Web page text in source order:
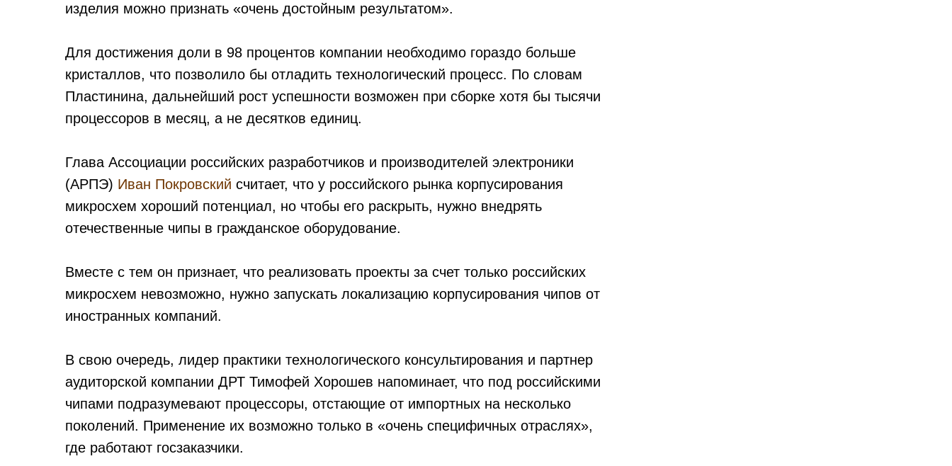
изделия можно признать «очень достойным результатом».
Для достижения доли в 98 процентов компании необходимо гораздо больше
кристаллов, что позволило бы отладить технологический процесс. По словам
Пластинина, дальнейший рост успешности возможен при сборке хотя бы тысячи
процессоров в месяц, а не десятков единиц.
Глава Ассоциации российских разработчиков и производителей электроники
(АРПЭ) Иван Покровский считает, что у российского рынка корпусирования
микросхем хороший потенциал, но чтобы его раскрыть, нужно внедрять
отечественные чипы в гражданское оборудование.
Вместе с тем он признает, что реализовать проекты за счет только российских
микросхем невозможно, нужно запускать локализацию корпусирования чипов от
иностранных компаний.
В свою очередь, лидер практики технологического консультирования и партнер
аудиторской компании ДРТ Тимофей Хорошев напоминает, что под российскими
чипами подразумевают процессоры, отстающие от импортных на несколько
поколений. Применение их возможно только в «очень специфичных отраслях»,
где работают госзаказчики.